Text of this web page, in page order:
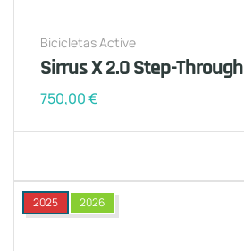
Bicicletas Active
Sirrus X 2.0 Step-Through
750,00€
2025 2026